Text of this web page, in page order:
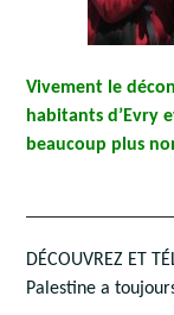
Vivement le
habitants d’Evry
beaucoup plus
DÉCOUVREZ ET
Palestine a